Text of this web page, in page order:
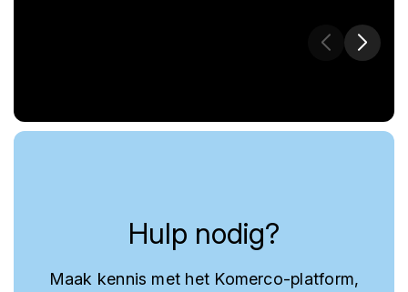
Hulp nodig?
Maak kennis met het Komerco-platform,